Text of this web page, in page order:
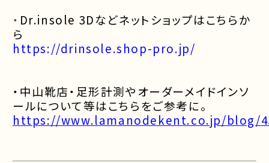
・ Dr.insole 3Dなどネットショップはこちらか
ら
https://drinsole.shop-pro.jp/
・中山靴店・足形計測やオーダーメイドインソ
ールについて等はこちらをご参考に。
https://www.lamanodekent.co.jp/blog/